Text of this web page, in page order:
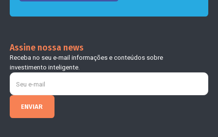
Assine nossa news
Receba no seu e-mail informações e conteúdos sobre
investimento inteligente.